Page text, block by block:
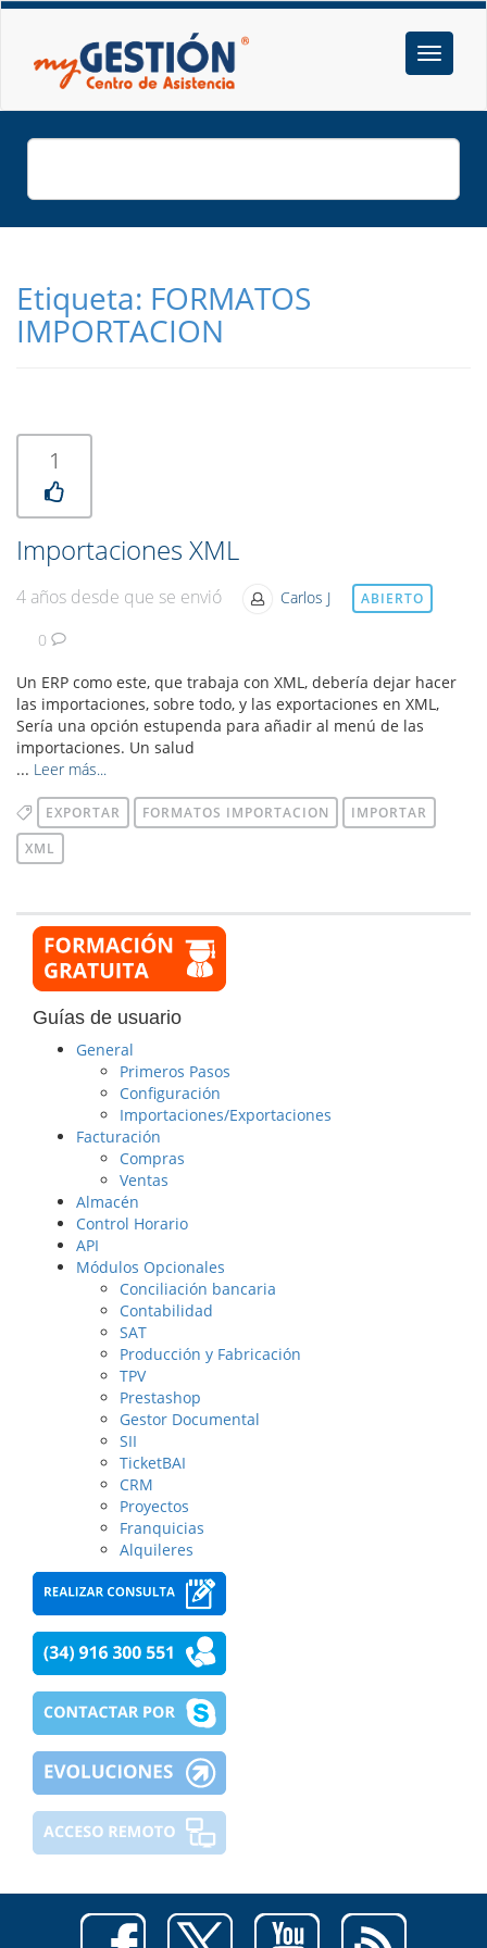
Etiqueta: FORMATOS
IMPORTACION
1
Importaciones XML
4 años desde que se envió Carlos J ABIERTO
0
Un ERP como este, que trabaja con XML, debería dejar hacer
las importaciones, sobre todo, y las exportaciones en XML,
Sería una opción estupenda para añadir al menú de las
importaciones. Un salud
... Leer más...
EXPORTAR FORMATOS IMPORTACION
IMPORTAR
XML
Guías de usuario
General
Primeros Pasos
Configuración
Importaciones/Exportaciones
Facturación
Compras
Ventas
Almacén
Control Horario
API
Módulos Opcionales
Conciliación bancaria
Contabilidad
SAT
Producción y Fabricación
TPV
Prestashop
Gestor Documental
SII
TicketBAI
CRM
Proyectos
Franquicias
Alquileres